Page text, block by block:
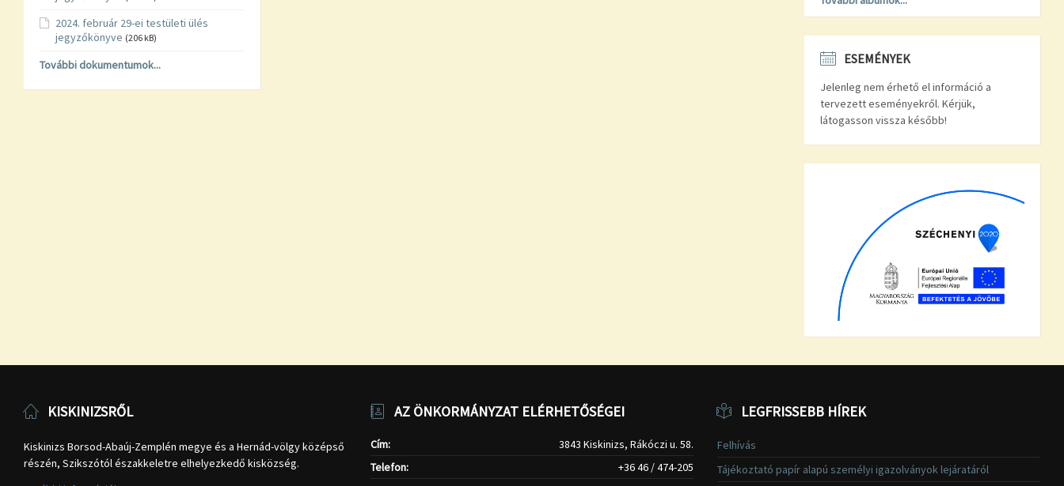
2024. február 29-ei testületi ülés
jegyzőkönyve (206 kB)
További dokumentumok... ESEMÉNYEK
Jelenleg nem érhető el információ a
tervezett eseményekről. Kérjük,
látogasson vissza később!
KISKINIZSRŐL
Kiskinizs Borsod-Abaúj-Zemplén megye és a Hernád-völgy középső
részén, Szikszótól északkeletre elhelyezkedő kisközség.
AZ ÖNKORMÁNYZAT ELÉRHETŐSÉGEI
Cím:
3843 Kiskinizs, Rákóczi u. 58.
Telefon:
+36 46 / 474-205
LEGFRISSEBB HÍREK
Felhívás
Tájékoztató papír alapú személyi igazolványok lejáratáról